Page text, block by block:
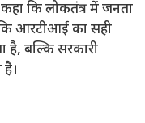
कि लोकतंत्र में जनता
कि आरटीआई का सही
है, बल्कि सरकारी